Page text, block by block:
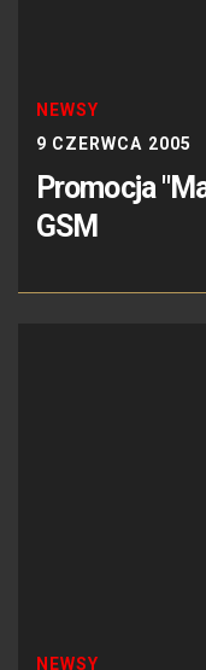
NEWSY
9 CZERWCA 2005
Promocja
GSM
NEWSY